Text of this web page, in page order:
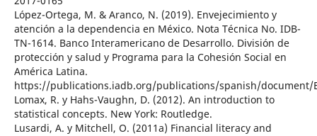
López-Ortega, M. & Aranco, N. (2019). Envejecimiento y
atención a la dependencia en México. Nota Técnica No. IDB-
TN-1614. Banco Interamericano de Desarrollo. División de
protección y salud y Programa para la Cohesión Social en
América Latina.
https://publications.iadb.org/publications/spanish/document/
Lomax, R. y Hahs-Vaughn, D. (2012). An introduction to
statistical concepts. New York: Routledge.
Lusardi, A. y Mitchell, O. (2011a) Financial literacy and